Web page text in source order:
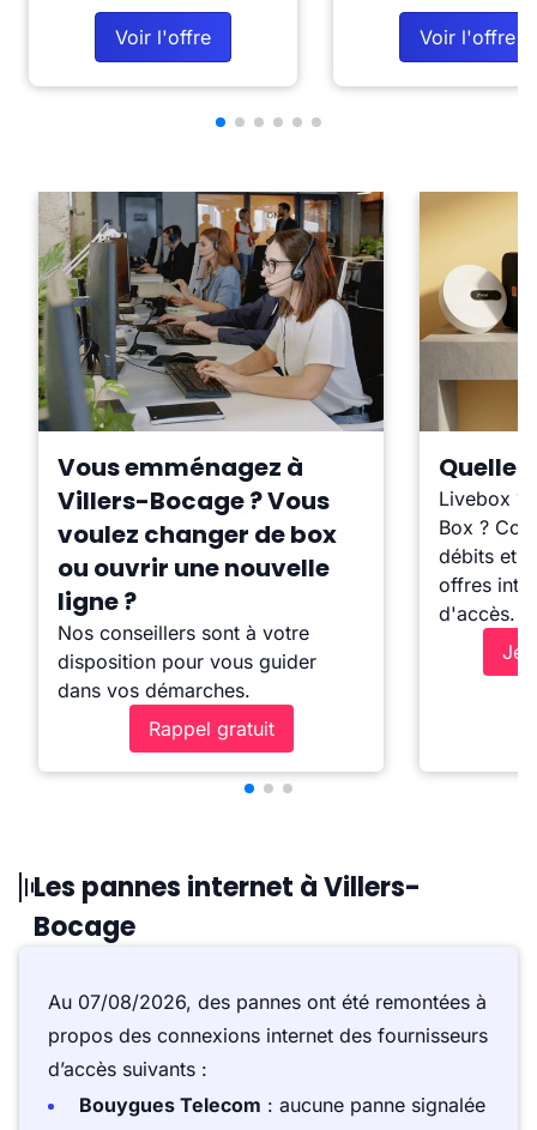
Voir l'offre Voir l'offre
Vous emménagez à
Villers-Bocage ? Vous
voulez changer de box
ou ouvrir une nouvelle
ligne ?
Nos conseillers sont à votre
disposition pour vous guider
dans vos démarches.
Rappel gratuit
Quelle
Livebox ?
Box ?
débits et
offres
d'accès.
Je
Les pannes internet à Villers-
Bocage
Au 07/08/2026, des pannes ont été remontées à
propos des connexions internet des fournisseurs
d’accès suivants :
Bouygues Telecom : aucune panne signalée